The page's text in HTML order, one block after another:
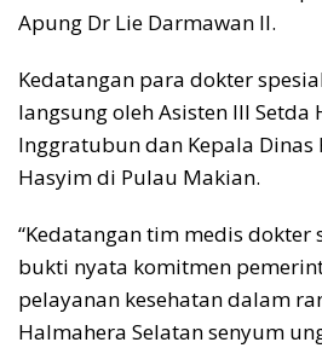
Apung Dr Lie Darmawan II.
Kedatangan para dokter
langsung oleh Asisten III Setda
Inggratubun dan Kepala Dinas
Hasyim di Pulau Makian.
“Kedatangan tim medis dokter
bukti nyata komitmen
pelayanan kesehatan dalam
Halmahera Selatan senyum